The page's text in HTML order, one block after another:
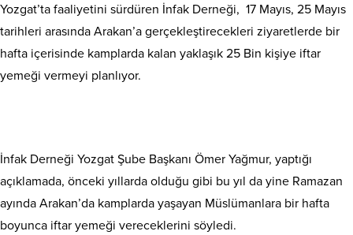
Yozgat’ta faaliyetini sürdüren İnfak Derneği, 17 Mayıs, 25 Mayıs
tarihleri arasında Arakan’a gerçekleştirecekleri ziyaretlerde bir
hafta içerisinde kamplarda kalan yaklaşık 25 Bin kişiye iftar
yemeği vermeyi planlıyor.
İnfak Derneği Yozgat Şube Başkanı Ömer Yağmur, yaptığı
açıklamada, önceki yıllarda olduğu gibi bu yıl da yine Ramazan
ayında Arakan’da kamplarda yaşayan Müslümanlara bir hafta
boyunca iftar yemeği vereceklerini söyledi.